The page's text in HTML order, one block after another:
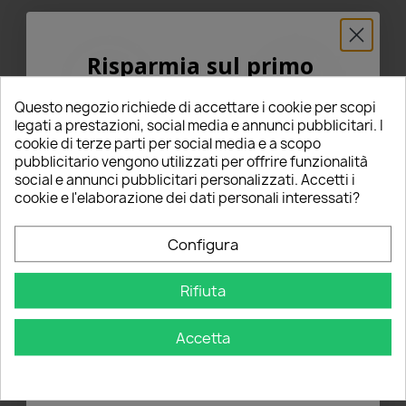
Faro Led 7" Pollici Wrangler
JK Moto Harley Scooter
acquistato: 5 volte
Faro Led 5,75 Pollici Moto
con Staffa e Gliglia Harley
Fuoristrada
acquistato: 20 volte
Questo negozio richiede di accettare i cookie per scopi
legati a prestazioni, social media e annunci pubblicitari. I
cookie di terze parti per social media e a scopo
pubblicitario vengono utilizzati per offrire funzionalità
social e annunci pubblicitari personalizzati. Accetti i
cookie e l'elaborazione dei dati personali interessati?
Configura
Rifiuta
Accetta
Risparmia sul primo
5% PER TE!
Inserisci la tua email qui sotto per ricevere il
5% DI SCONTOsul tuo primo ordine!
Nome
OTTIENI IL 5%